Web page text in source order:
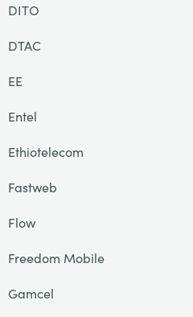
DITO
DTAC
EE
Entel
Ethiotelecom
Fastweb
Flow
Freedom Mobile
Gamcel